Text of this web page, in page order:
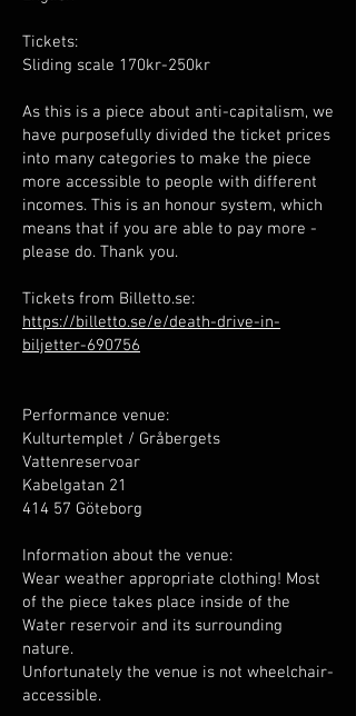
Tickets:
Sliding scale 170kr-250kr
As this is a piece about anti-capitalism, we
have purposefully divided the ticket prices
into many categories to make the piece
more accessible to people with different
incomes. This is an honour system, which
means that if you are able to pay more -
please do. Thank you.
Tickets from Billetto.se:
https://billetto.se/e/death-drive-in-
biljetter-690756
Performance venue:
Kulturtemplet / Gråbergets
Vattenreservoar
Kabelgatan 21
414 57 Göteborg
Information about the venue:
Wear weather appropriate clothing! Most
of the piece takes place inside of the
Water reservoir and its surrounding
nature.
Unfortunately the venue is not wheelchair-
accessible.